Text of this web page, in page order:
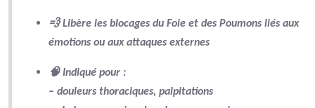
💨 Libère les blocages du Foie et des Poumons liés aux
émotions ou aux attaques externes
🧠 Indiqué pour :
– douleurs thoraciques, palpitations